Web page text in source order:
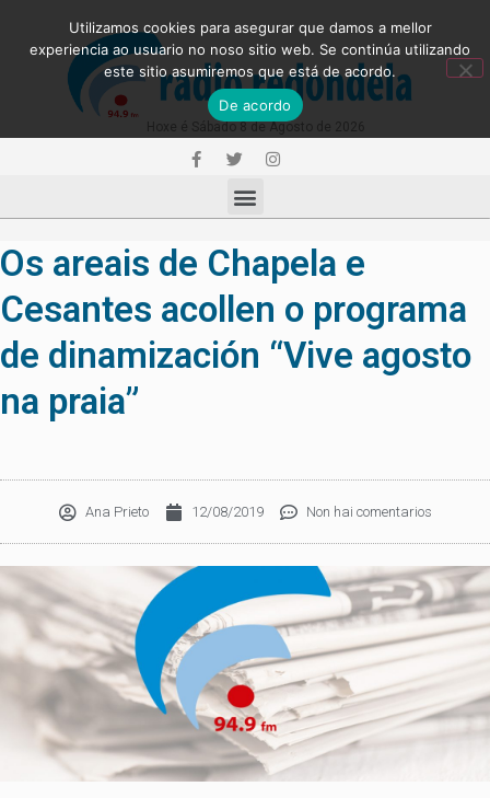
Os areais de Chapela e
Cesantes acollen o programa
de dinamización “Vive agosto
na praia”
Ana Prieto 12/08/2019 Non hai comentarios
Utilizamos cookies para asegurar que damos a mellor
experiencia ao usuario no noso sitio web. Se continúa utilizando
este sitio asumiremos que está de acordo.
De acordo